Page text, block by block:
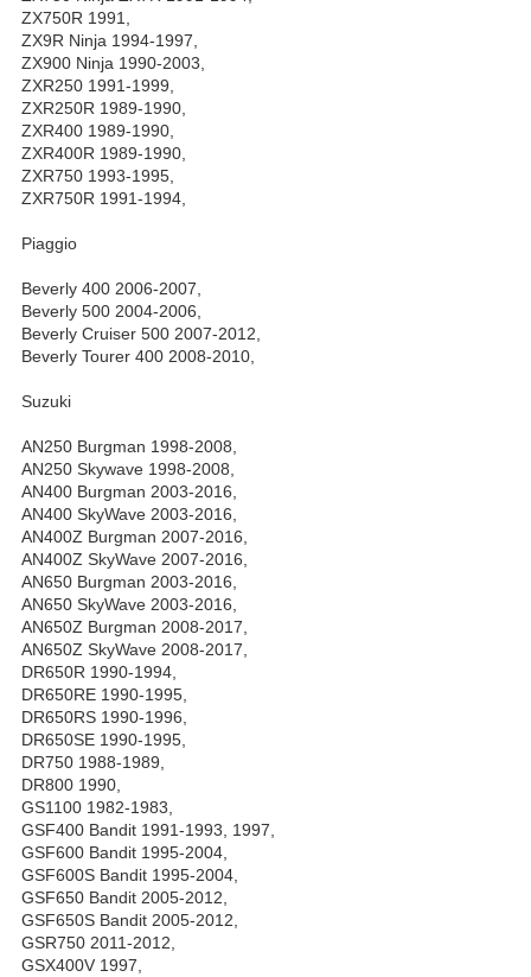
ZX750R 1991,
ZX9R Ninja 1994-1997,
ZX900 Ninja 1990-2003,
ZXR250 1991-1999,
ZXR250R 1989-1990,
ZXR400 1989-1990,
ZXR400R 1989-1990,
ZXR750 1993-1995,
ZXR750R 1991-1994,
Piaggio
Beverly 400 2006-2007,
Beverly 500 2004-2006,
Beverly Cruiser 500 2007-2012,
Beverly Tourer 400 2008-2010,
Suzuki
AN250 Burgman 1998-2008,
AN250 Skywave 1998-2008,
AN400 Burgman 2003-2016,
AN400 SkyWave 2003-2016,
AN400Z Burgman 2007-2016,
AN400Z SkyWave 2007-2016,
AN650 Burgman 2003-2016,
AN650 SkyWave 2003-2016,
AN650Z Burgman 2008-2017,
AN650Z SkyWave 2008-2017,
DR650R 1990-1994,
DR650RE 1990-1995,
DR650RS 1990-1996,
DR650SE 1990-1995,
DR750 1988-1989,
DR800 1990,
GS1100 1982-1983,
GSF400 Bandit 1991-1993, 1997,
GSF600 Bandit 1995-2004,
GSF600S Bandit 1995-2004,
GSF650 Bandit 2005-2012,
GSF650S Bandit 2005-2012,
GSR750 2011-2012,
GSX400V 1997,